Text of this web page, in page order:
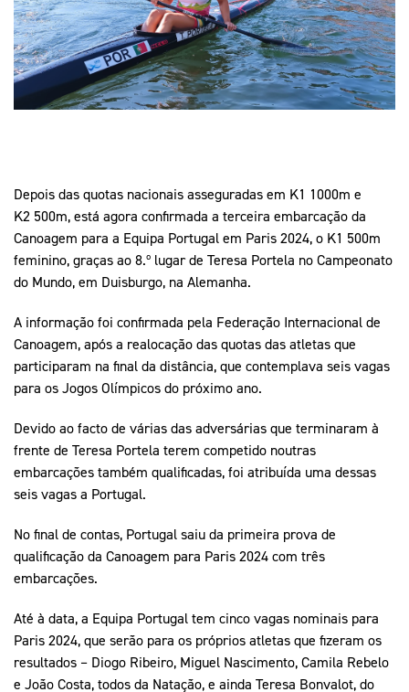
Marketing
Media
Documentos
Contactos
Arquivo Histórico
Educação Olímpica
Equipa Portugal
Educação
Equipa Portugal
Arquivo Histórico
Educação Olímpica
Equipa Portugal
Depois das quotas nacionais asseguradas em K1 1000m e
K2 500m, está agora confirmada a terceira embarcação da
Canoagem para a Equipa Portugal em Paris 2024, o K1 500m
feminino, graças ao 8.º lugar de Teresa Portela no Campeonato
do Mundo, em Duisburgo, na Alemanha.
A informação foi confirmada pela Federação Internacional de
Canoagem, após a realocação das quotas das atletas que
participaram na final da distância, que contemplava seis vagas
para os Jogos Olímpicos do próximo ano.
Devido ao facto de várias das adversárias que terminaram à
frente de Teresa Portela terem competido noutras
embarcações também qualificadas, foi atribuída uma dessas
seis vagas a Portugal.
No final de contas, Portugal saiu da primeira prova de
qualificação da Canoagem para Paris 2024 com três
embarcações.
Até à data, a Equipa Portugal tem cinco vagas nominais para
Paris 2024, que serão para os próprios atletas que fizeram os
resultados – Diogo Ribeiro, Miguel Nascimento, Camila Rebelo
e João Costa, todos da Natação, e ainda Teresa Bonvalot, do